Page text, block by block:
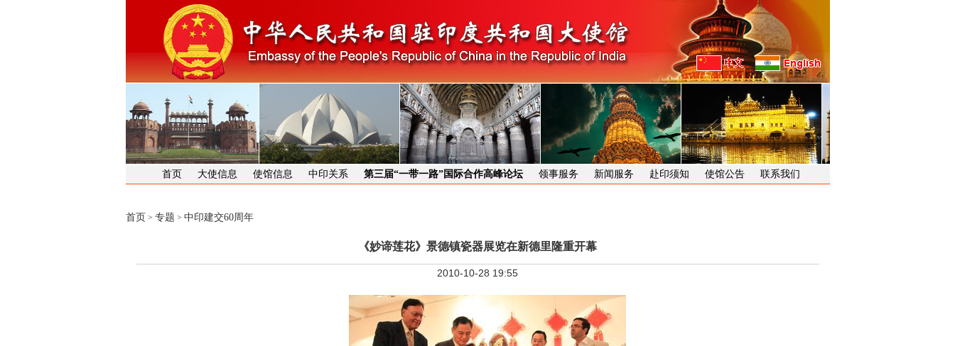
首页 大使信息 使馆信息 中印关系 第三届“一带一路”国际合作高峰论坛 领事服务 新闻服务 赴印须知 使馆公告 联系我们
首页 > 专题 > 中印建交60周年
《妙谛莲花》景德镇瓷器展览在新德里隆重开幕
2010-10-28 19:55